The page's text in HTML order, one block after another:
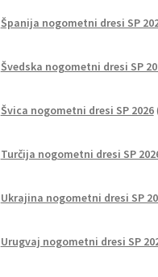
Španija nogometni dresi SP
Švedska nogometni dresi SP
Švica nogometni dresi SP 2026
Turčija nogometni dresi SP
Ukrajina nogometni dresi SP
Urugvaj nogometni dresi SP